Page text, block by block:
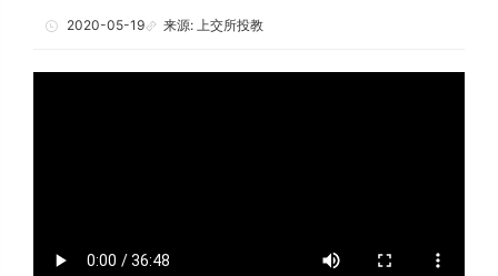
2020-05-19 来源: 上交所投教